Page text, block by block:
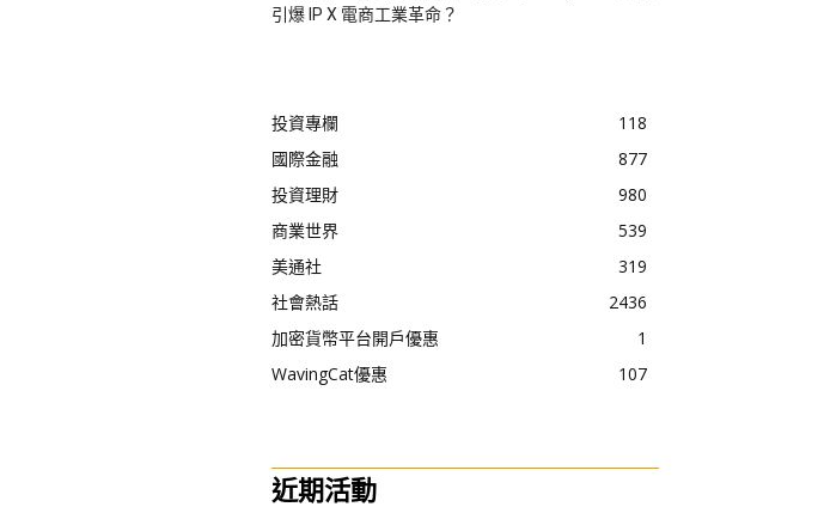
引爆 IP X 電商工業革命？
投資專欄
118
國際金融
877
投資理財
980
商業世界
539
美通社
319
社會熱話
2436
加密貨幣平台開戶優惠
1
WavingCat優惠
107
近期活動